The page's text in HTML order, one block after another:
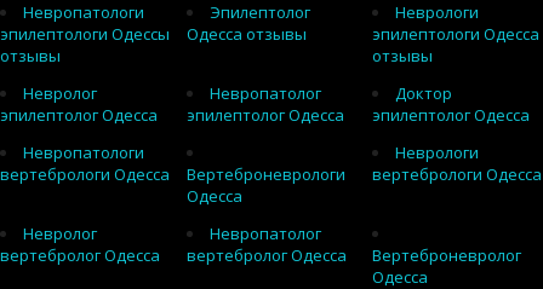
Невропатологи
эпилептологи Одессы
отзывы
Эпилептолог
Одесса отзывы
Неврологи
эпилептологи Одесса
отзывы
Невролог
эпилептолог Одесса
Невропатолог
эпилептолог Одесса
Доктор
эпилептолог Одесса
Невропатологи
вертебрологи Одесса
Вертеброневрологи
Одесса
Неврологи
вертебрологи Одесса
Невролог
вертебролог Одесса
Невропатолог
вертебролог Одесса
Вертеброневролог
Одесса